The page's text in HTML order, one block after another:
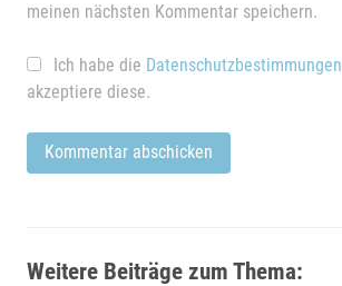
meinen nächsten Kommentar speichern.
Ich habe die Datenschutzbestimmungen
akzeptiere diese.
Weitere Beiträge zum Thema: